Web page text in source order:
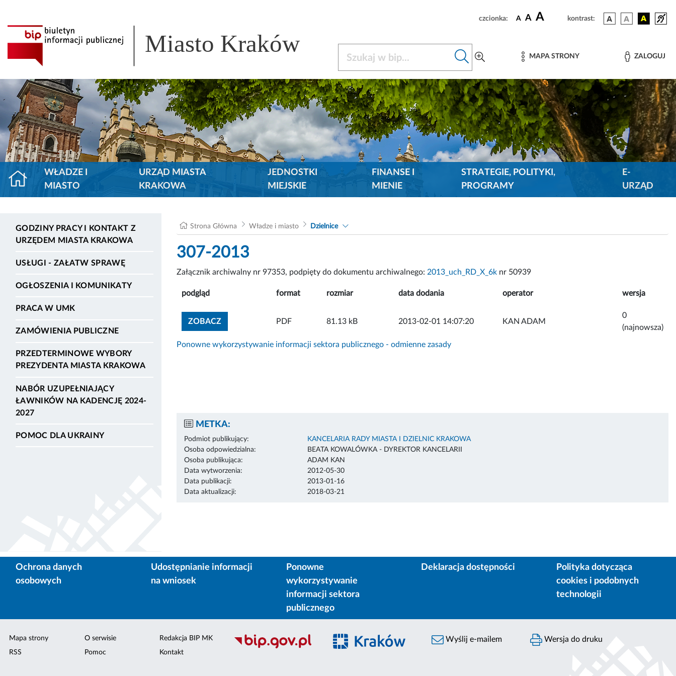
czcionka: A A A kontrast:
Miasto Kraków MAPA STRONY ZALOGUJ
WŁADZE I
MIASTO
URZĄD MIASTA
KRAKOWA
JEDNOSTKI
MIEJSKIE
FINANSE I
MIENIE
STRATEGIE, POLITYKI,
PROGRAMY
E-
URZĄD
GODZINY PRACY I KONTAKT Z
URZĘDEM MIASTA KRAKOWA
USŁUGI - ZAŁATW SPRAWĘ
OGŁOSZENIA I KOMUNIKATY
PRACA W UMK
ZAMÓWIENIA PUBLICZNE
PRZEDTERMINOWE WYBORY
PREZYDENTA MIASTA KRAKOWA
NABÓR UZUPEŁNIAJĄCY
ŁAWNIKÓW NA KADENCJĘ 2024-
2027
POMOC DLA UKRAINY
Strona Główna Władze i miasto Dzielnice
307-2013
Załącznik archiwalny nr 97353, podpięty do dokumentu archiwalnego: 2013_uch_RD_X_6k nr 50939
podgląd format rozmiar data dodania operator wersja
ZOBACZZOBACZ ZAŁĄCZNIK
PDF 81.13 kB 2013-02-01 14:07:20 KAN ADAM
0
(najnowsza)
Ponowne wykorzystywanie informacji sektora publicznego - odmienne zasady
METKA:
Podmiot publikujący:
KANCELARIA RADY MIASTA I DZIELNIC KRAKOWA
Osoba odpowiedzialna:
BEATA KOWALÓWKA - DYREKTOR KANCELARII
Osoba publikująca:
ADAM KAN
Data wytworzenia:
2012-05-30
Data publikacji:
2013-01-16
Data aktualizacji:
2018-03-21
Ochrona danych
osobowych
Udostępnianie informacji
na wniosek
Ponowne
wykorzystywanie
informacji sektora
publicznego
Deklaracja dostępności
Polityka dotycząca
cookies i podobnych
technologii
Mapa strony
RSS
O serwisie
Pomoc
Redakcja BIP MK
Kontakt
Wyślij e-mailem Wersja do druku